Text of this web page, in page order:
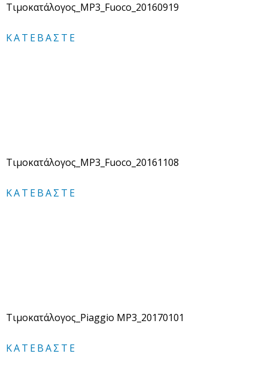
Τιμοκατάλογος_MP3_Fuoco_20160919
ΚΑΤΕΒΆΣΤΕ
Τιμοκατάλογος_MP3_Fuoco_20161108
ΚΑΤΕΒΆΣΤΕ
Τιμοκατάλογος_Piaggio MP3_20170101
ΚΑΤΕΒΆΣΤΕ